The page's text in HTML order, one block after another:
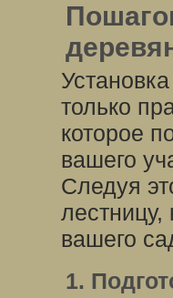
только
которое
вашего
Следуя
лестницу,
вашего
1.